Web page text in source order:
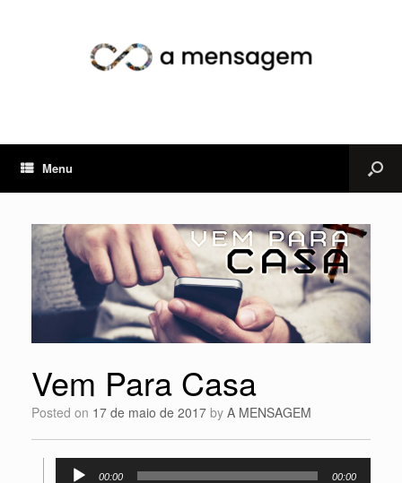
Menu
Vem Para Casa
Posted on 17 de maio de 2017 by A MENSAGEM
Tocador
00:00 00:00